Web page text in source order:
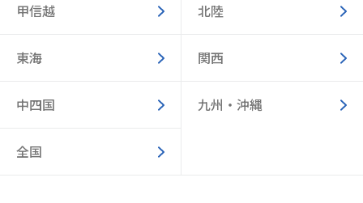
甲信越 北陸
東海 関西
中四国 九州・沖縄
全国